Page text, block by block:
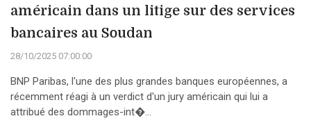
américain dans un litige sur des services
bancaires au Soudan
28/10/2025 07:00:00
BNP Paribas, l'une des plus grandes banques européennes, a
récemment réagi à un verdict d'un jury américain qui lui a
attribué des dommages-int�...